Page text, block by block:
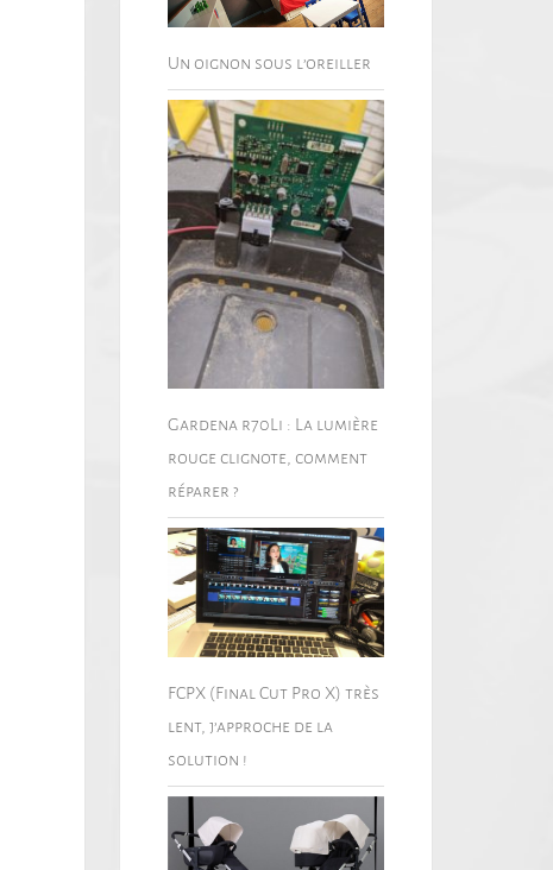
Un oignon sous l’oreiller
Gardena r70Li : La lumière
rouge clignote, comment
réparer ?
FCPX (Final Cut Pro X) très
lent, j’approche de la
solution !